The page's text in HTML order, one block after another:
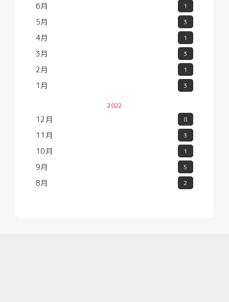
6月 1
5月 3
4月 1
3月 3
2月 1
1月 3
2022
12月 8
11月 3
10月 1
9月 5
8月 2